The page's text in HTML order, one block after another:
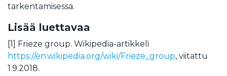
tarkentamisessa.
Lisää luettavaa
[1] Frieze group. Wikipedia-artikkeli
https://en.wikipedia.org/wiki/Frieze_group, viitattu
1.9.2018.